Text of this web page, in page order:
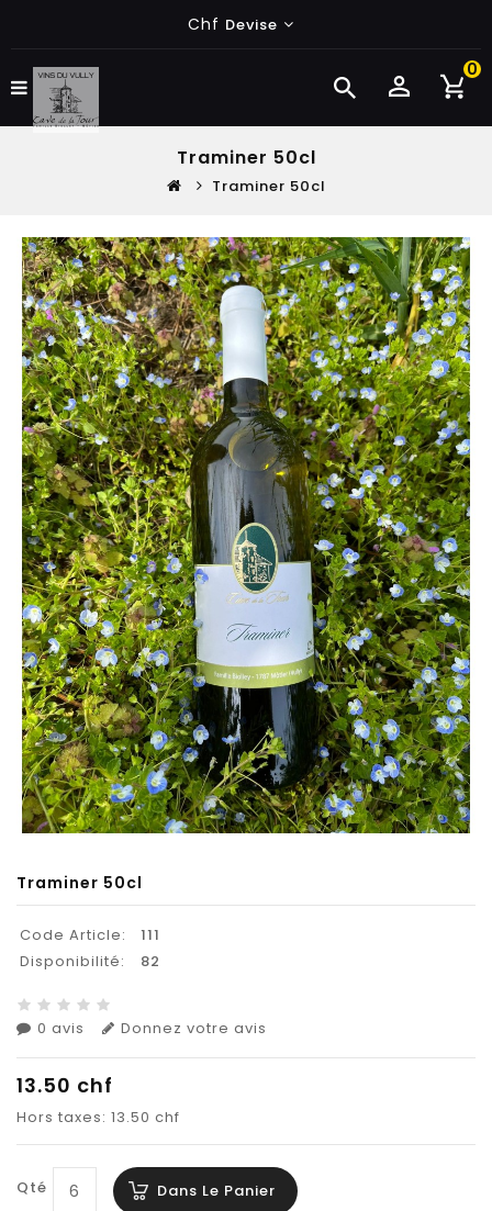
Chf Devise
0
Traminer 50cl
Traminer 50cl
Traminer 50cl
Code Article:
111
Disponibilité:
82
0 avis Donnez votre avis
13.50 chf
Hors taxes: 13.50 chf
Qté Dans Le Panier